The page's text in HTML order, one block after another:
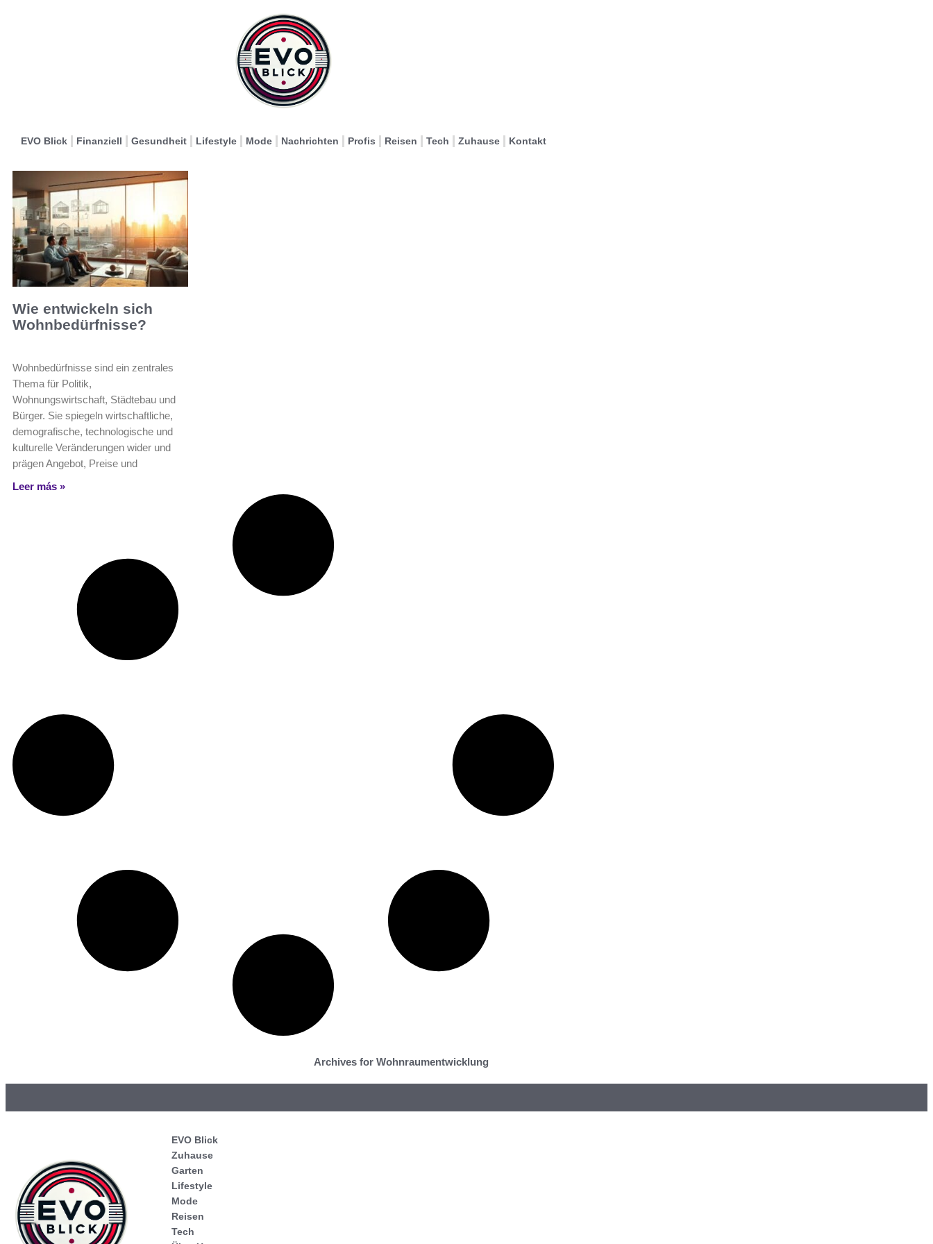
EVO Blick Finanziell Gesundheit Lifestyle Mode Nachrichten Profis Reisen Tech Zuhause Kontakt
Wie entwickeln sich
Wohnbedürfnisse?
Wohnbedürfnisse sind ein zentrales
Thema für Politik,
Wohnungswirtschaft, Städtebau und
Bürger. Sie spiegeln wirtschaftliche,
demografische, technologische und
kulturelle Veränderungen wider und
prägen Angebot, Preise und
Leer más »
Archives for Wohnraumentwicklung
EVO Blick
Zuhause
Garten
Lifestyle
Mode
Reisen
Tech